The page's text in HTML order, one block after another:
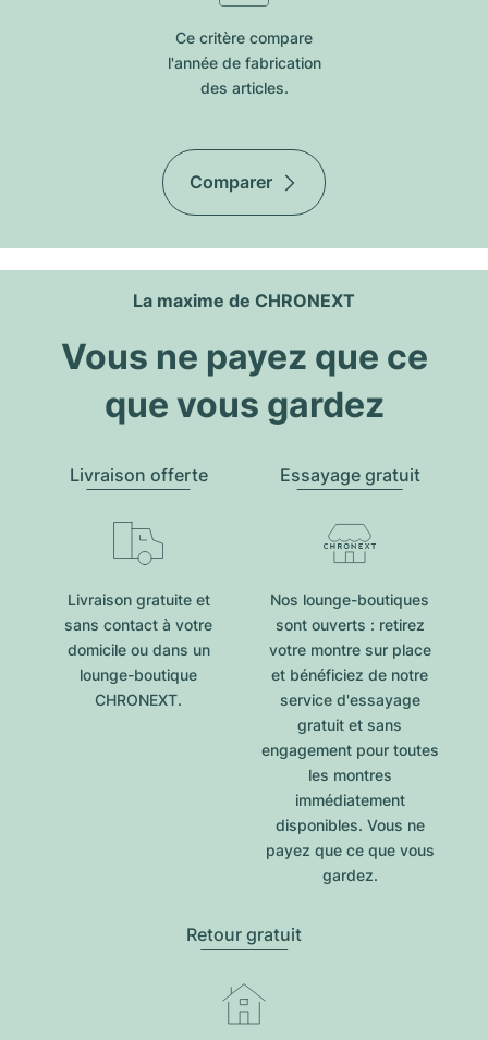
Ce critère compare
l'année de fabrication
des articles.
Comparer
La maxime de CHRONEXT
Vous ne payez que ce
que vous gardez
Livraison offerte
Livraison gratuite et
sans contact à votre
domicile ou dans un
lounge-boutique
CHRONEXT.
Essayage gratuit
Nos lounge-boutiques
sont ouverts : retirez
votre montre sur place
et bénéficiez de notre
service d'essayage
gratuit et sans
engagement pour toutes
les montres
immédiatement
disponibles. Vous ne
payez que ce que vous
gardez.
Retour gratuit